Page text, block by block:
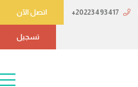
+20223493417 اتصل الآن
تسجيل